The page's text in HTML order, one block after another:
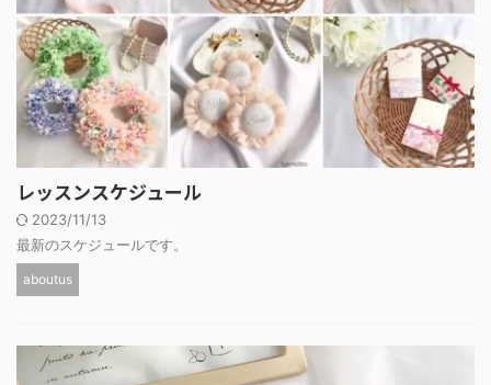
レッスンスケジュール
2023/11/13
最新のスケジュールです。
aboutus